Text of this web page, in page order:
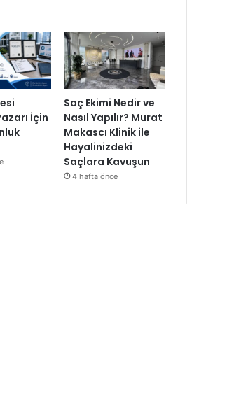
İçin
Saç Ekimi Nedir ve
Nasıl Yapılır? Murat
Makascı Klinik ile
Hayalinizdeki
Saçlara Kavuşun
4 hafta önce